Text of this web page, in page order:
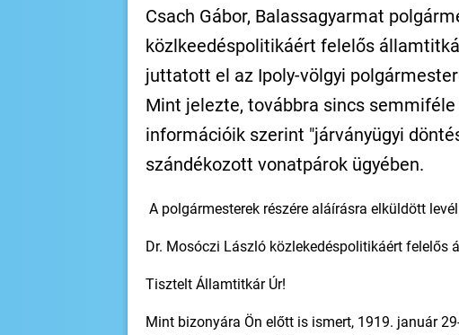
Csach Gábor, Balassagyarmat
közlkeedéspolitikáért felelős
juttatott el az Ipoly-völgyi
Mint jelezte, továbbra sincs
információik szerint "járványügyi
szándékozott vonatpárok ügyében.
A polgármesterek részére aláírásra elküldött
Dr. Mosóczi László közlekedéspolitikáért felelős
Tisztelt Államtitkár Úr!
Mint bizonyára Ön előtt is ismert, 1919. január